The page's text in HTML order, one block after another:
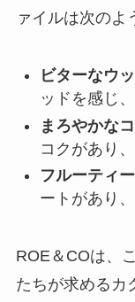
ァイルは次のよ
ビターなウ
ッドを感じ
まろやかな
コクがあり
フルーティ
ートがあり
ROE＆COは、
たちが求めるカ